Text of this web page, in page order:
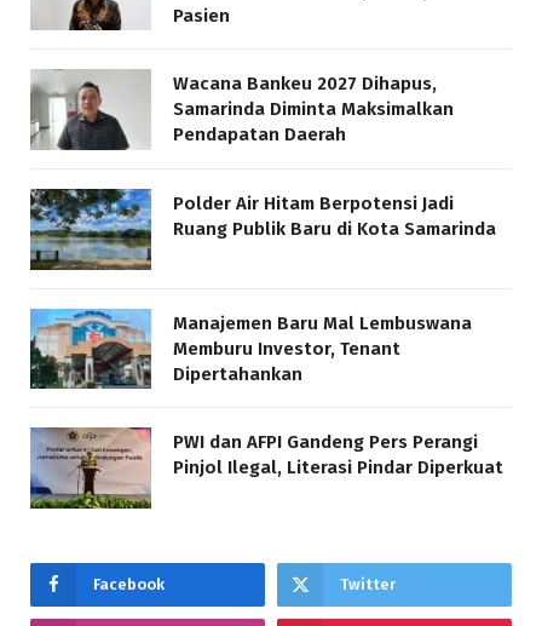
Pasien
Wacana Bankeu 2027 Dihapus,
Samarinda Diminta Maksimalkan
Pendapatan Daerah
Polder Air Hitam Berpotensi Jadi
Ruang Publik Baru di Kota Samarinda
Manajemen Baru Mal Lembuswana
Memburu Investor, Tenant
Dipertahankan
PWI dan AFPI Gandeng Pers Perangi
Pinjol Ilegal, Literasi Pindar Diperkuat
Facebook Twitter